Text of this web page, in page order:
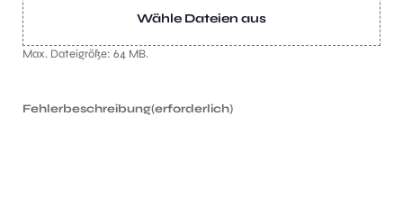
Wähle Dateien aus
Max. Dateigröße: 64 MB.
Fehlerbeschreibung(erforderlich)